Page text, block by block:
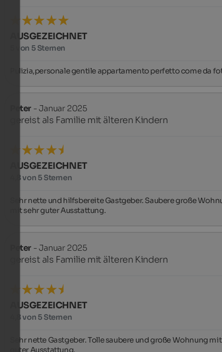
AUSGEZEICHNET
5 von 5 Sternen
Pulizia,personale gentile appartamento perfetto come da
Peter - Januar 2025
gereist als Familie mit älteren Kindern
AUSGEZEICHNET
4,8 von 5 Sternen
Sehr nette und hilfsbereite Gastgeber. Saubere große
mit sehr guter Ausstattung.
Peter - Januar 2025
gereist als Familie mit älteren Kindern
AUSGEZEICHNET
4,8 von 5 Sternen
Sehr nette Gastgeber. Tolle saubere und große Wohnung
guter Ausstattung.